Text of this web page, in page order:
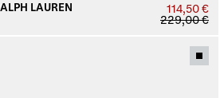
LAUREN
114,50 €
229,00 €